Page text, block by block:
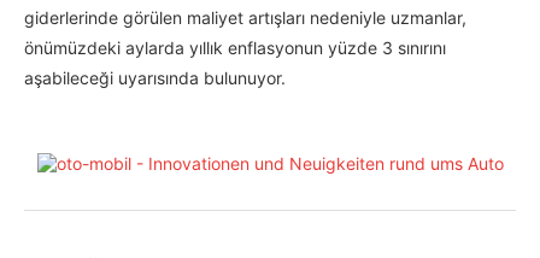
giderlerinde görülen maliyet artışları nedeniyle uzmanlar,
önümüzdeki aylarda yıllık enflasyonun yüzde 3 sınırını
aşabileceği uyarısında bulunuyor.